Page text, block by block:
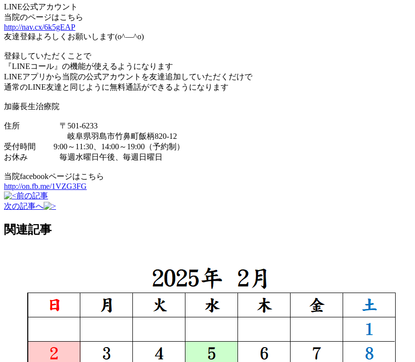
LINE公式アカウント
当院のページはこちら
http://nav.cx/6k5gEAP
友達登録よろしくお願いします(o^―^o)
登録していただくことで
『LINEコール』の機能が使えるようになります
LINEアプリから当院の公式アカウントを友達追加していただくだけで
通常のLINE友達と同じように無料通話ができるようになります
加藤長生治療院
住所 〒501-6233
岐阜県羽島市竹鼻町飯柄820-12
受付時間 9:00～11:30、14:00～19:00（予約制）
お休み 毎週水曜日午後、毎週日曜日
当院facebookページはこちら
http://on.fb.me/1VZG3FG
前の記事
次の記事へ
関連記事